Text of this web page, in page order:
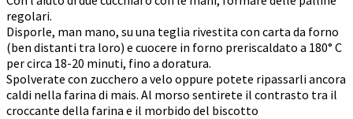
regolari.
Disporle, man mano, su una teglia rivestita con carta da forno
(ben distanti tra loro) e cuocere in forno preriscaldato a 180° C
per circa 18-20 minuti, fino a doratura.
Spolverate con zucchero a velo oppure potete ripassarli ancora
caldi nella farina di mais. Al morso sentirete il contrasto tra il
croccante della farina e il morbido del biscotto